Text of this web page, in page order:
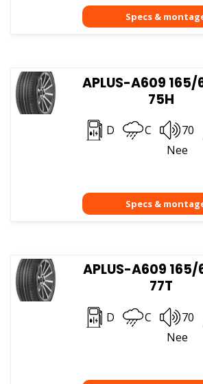
APLUS-A609 165/
75H
D C 70
Nee
APLUS-A609 165/
77T
D C 70
Nee